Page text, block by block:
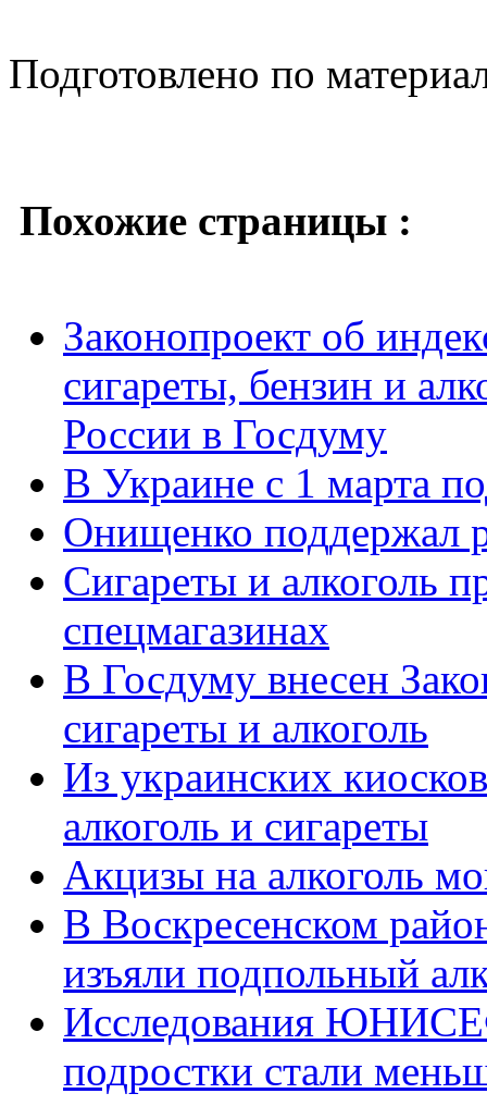
Подготовлено по
Похожие страницы :
Законопроект об
сигареты, бензин и
России в Госдуму
В Украине с 1 марта
Онищенко поддержал
Сигареты и алкоголь
спецмагазинах
В Госдуму внесен
сигареты и алкоголь
Из украинских
алкоголь и сигареты
Акцизы на алкоголь
В Воскресенском
изъяли подпольный
Исследования
подростки стали